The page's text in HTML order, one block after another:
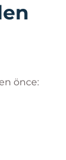
önce: